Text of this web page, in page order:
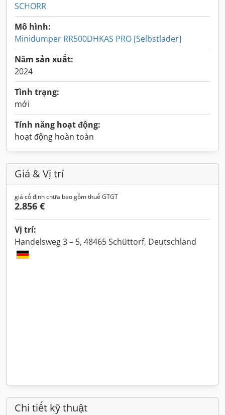
SCHORR
Mô hình:
Minidumper RR500DHKAS PRO [Selbstlader]
Năm sản xuất:
2024
Tình trạng:
mới
Tính năng hoạt động:
hoạt động hoàn toàn
Giá & Vị trí
giá cố định chưa bao gồm thuế GTGT
2.856 €
Vị trí:
Handelsweg 3 – 5, 48465 Schüttorf, Deutschland
Chi tiết kỹ thuật